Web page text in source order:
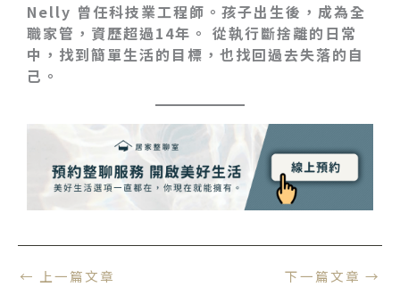
Nelly 曾任科技業工程師。孩子出生後，成為全
職家管，資歷超過14年。 從執行斷捨離的日常
中，找到簡單生活的目標，也找回過去失落的自
己。
← 上一篇文章 下一篇文章 →